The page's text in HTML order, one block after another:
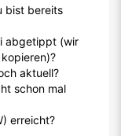
bist bereits
abgetippt (wir
aktuell?
schon mal
erreicht?